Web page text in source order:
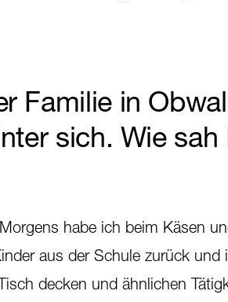
Familie in
sich. Wie sah
habe ich beim Käsen
aus der Schule zurück und
decken und ähnlichen